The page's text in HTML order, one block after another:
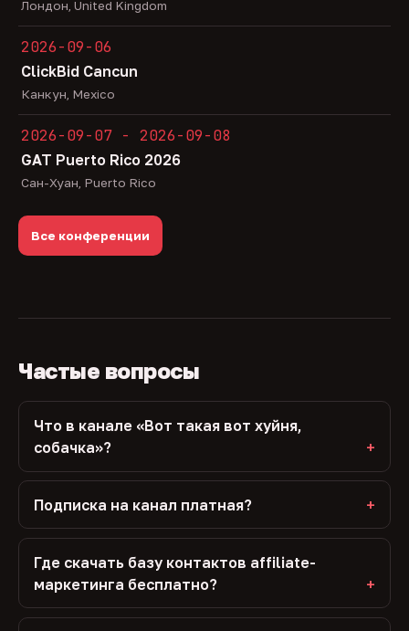
Лондон, United Kingdom
2026-09-06
ClickBid Cancun
Канкун, Mexico
2026-09-07 - 2026-09-08
GAT Puerto Rico 2026
Сан-Хуан, Puerto Rico
Все конференции
Частые вопросы
Что в канале «Вот такая вот хуйня,
собачка»?
Подписка на канал платная?
Где скачать базу контактов affiliate-
маркетинга бесплатно?